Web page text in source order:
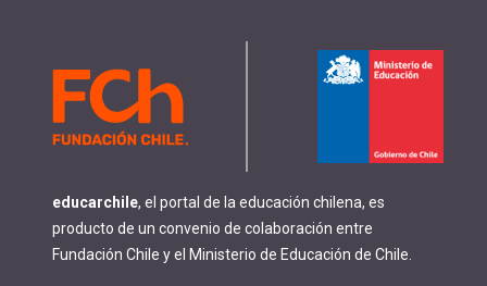
educarchile, el portal de la educación chilena, es
producto de un convenio de colaboración entre
Fundación Chile y el Ministerio de Educación de Chile.